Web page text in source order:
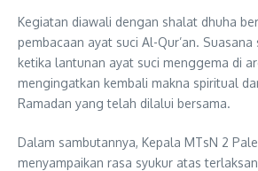
Kegiatan diawali dengan shalat dhuha
pembacaan ayat suci Al-Qur’an. Suasana
ketika lantunan ayat suci menggema di
mengingatkan kembali makna spiritual
Ramadan yang telah dilalui bersama.
Dalam sambutannya, Kepala MTsN 2
menyampaikan rasa syukur atas